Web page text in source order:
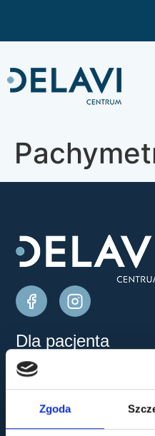
Zgoda
Dla pacjenta
Dokumentacja medyczna
Standardy ochrony
Polityka cookies